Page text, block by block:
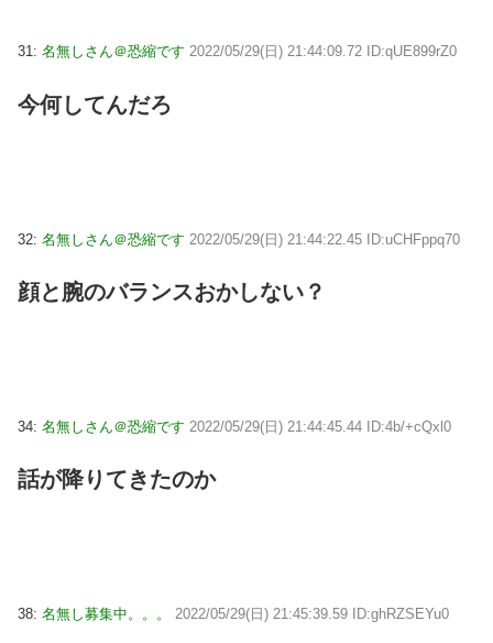
31: 名無しさん＠恐縮です 2022/05/29(日) 21:44:09.72 ID:qUE899rZ0
今何してんだろ
32: 名無しさん＠恐縮です 2022/05/29(日) 21:44:22.45 ID:uCHFppq70
顔と腕のバランスおかしない？
34: 名無しさん＠恐縮です 2022/05/29(日) 21:44:45.44 ID:4b/+cQxl0
話が降りてきたのか
38: 名無し募集中。。。 2022/05/29(日) 21:45:39.59 ID:ghRZSEYu0